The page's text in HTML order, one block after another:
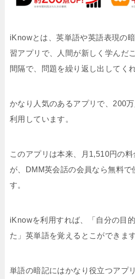
iKnowとは、英単語や英語表現の
習アプリで、人間が新しく学んだ
間隔で、問題を繰り返し出してく
かなり人気のあるアプリで、200
利用しています。
このアプリは本来、月1,510円の
が、DMM英会話の会員なら無料で
す。
iKnowを利用すれば、「自分の目
た」英単語を覚えるとこができます
単語の暗記にはかなり役立つアプ